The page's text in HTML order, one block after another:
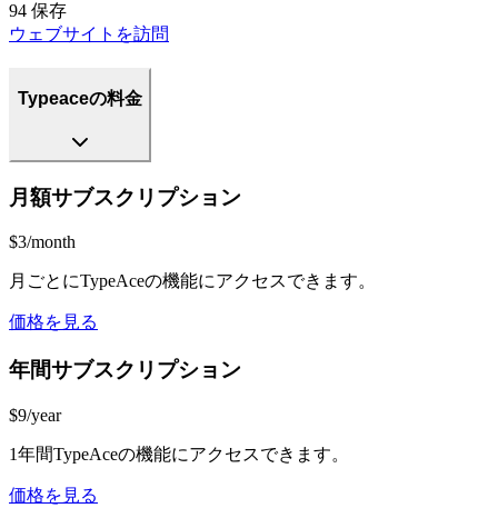
94 保存
ウェブサイトを訪問
Typeaceの料金
月額サブスクリプション
$3/month
月ごとにTypeAceの機能にアクセスできます。
価格を見る
年間サブスクリプション
$9/year
1年間TypeAceの機能にアクセスできます。
価格を見る